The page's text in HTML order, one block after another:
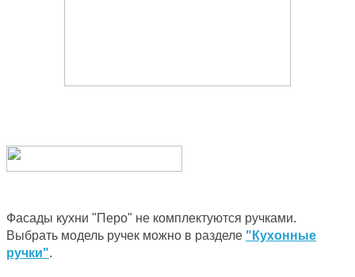
Фасады кухни "Перо" не комплектуются ручками.
Выбрать модель ручек можно в разделе "Кухонные
ручки".